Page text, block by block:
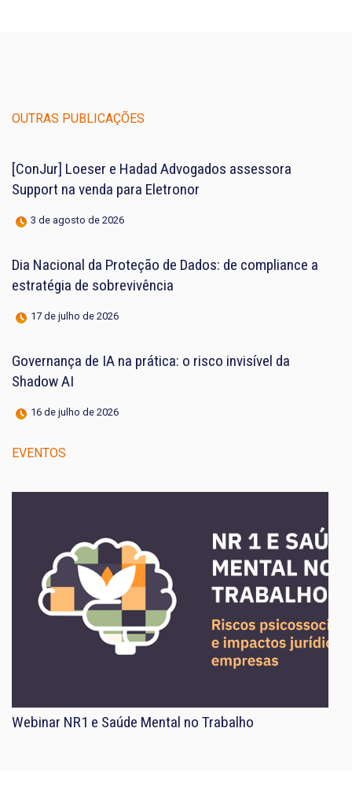
OUTRAS PUBLICAÇÕES
[ConJur] Loeser e Hadad Advogados assessora
Support na venda para Eletronor
3 de agosto de 2026
Dia Nacional da Proteção de Dados: de compliance a
estratégia de sobrevivência
17 de julho de 2026
Governança de IA na prática: o risco invisível da
Shadow AI
16 de julho de 2026
EVENTOS
Webinar NR1 e Saúde Mental no Trabalho